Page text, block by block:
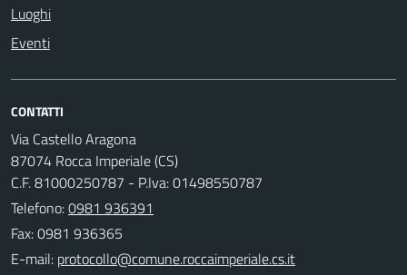
Luoghi
Eventi
CONTATTI
Via Castello Aragona
87074 Rocca Imperiale (CS)
C.F. 81000250787 - P.Iva: 01498550787
Telefono:0981 936391
Fax: 0981 936365
E-mail: